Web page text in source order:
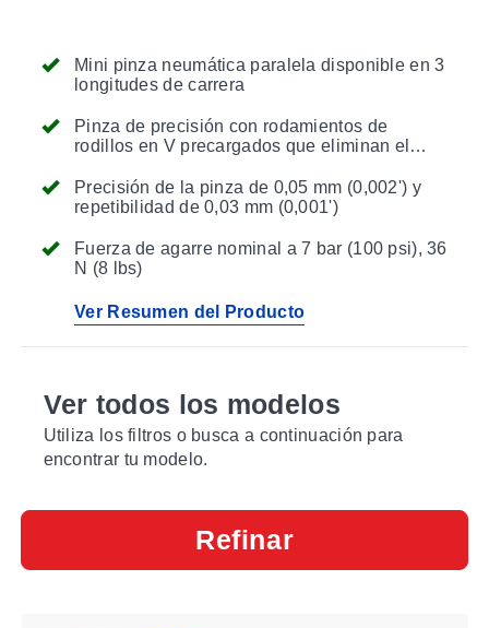
Mini pinza neumática paralela disponible en 3
longitudes de carrera
Pinza de precisión con rodamientos de
rodillos en V precargados que eliminan el
posicionamiento de la pieza
Precisión de la pinza de 0,05 mm (0,002') y
repetibilidad de 0,03 mm (0,001')
Fuerza de agarre nominal a 7 bar (100 psi), 36
N (8 lbs)
Ver Resumen del Producto
Ver todos los modelos
Utiliza los filtros o busca a continuación para
encontrar tu modelo.
Refinar